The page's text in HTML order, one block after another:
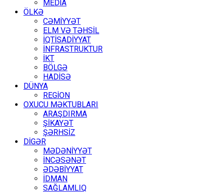
MEDİA
ÖLKƏ
CƏMİYYƏT
ELM VƏ TƏHSİL
İQTİSADİYYAT
İNFRASTRUKTUR
İKT
BÖLGƏ
HADİSƏ
DÜNYA
REGİON
OXUCU MƏKTUBLARI
ARAŞDIRMA
ŞİKAYƏT
ŞƏRHSİZ
DİGƏR
MƏDƏNİYYƏT
İNCƏSƏNƏT
ƏDƏBİYYAT
İDMAN
SAĞLAMLIQ